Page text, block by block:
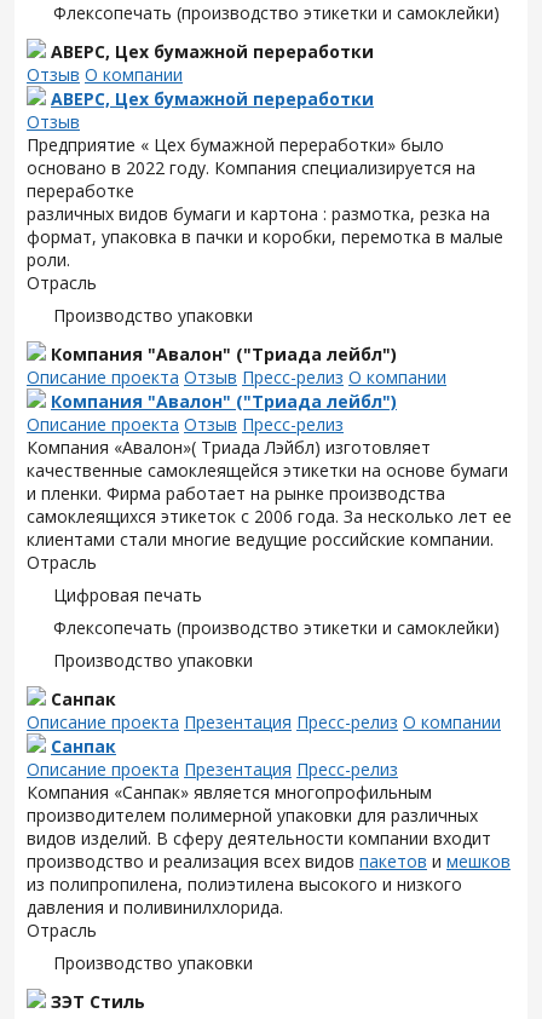
Флексопечать (производство этикетки и самоклейки)
АВЕРС, Цех бумажной переработки
Отзыв О компании
АВЕРС, Цех бумажной переработки
Отзыв
Предприятие « Цех бумажной переработки» было
основано в 2022 году. Компания специализируется на
переработке
различных видов бумаги и картона : размотка, резка на
формат, упаковка в пачки и коробки, перемотка в малые
роли.
Отрасль
Производство упаковки
Компания "Авалон" ("Триада лейбл")
Описание проекта Отзыв Пресс-релиз О компании
Компания "Авалон" ("Триада лейбл")
Описание проекта Отзыв Пресс-релиз
Компания «Авалон»( Триада Лэйбл) изготовляет
качественные самоклеящейся этикетки на основе бумаги
и пленки. Фирма работает на рынке производства
самоклеящихся этикеток с 2006 года. За несколько лет ее
клиентами стали многие ведущие российские компании.
Отрасль
Цифровая печать
Флексопечать (производство этикетки и самоклейки)
Производство упаковки
Санпак
Описание проекта Презентация Пресс-релиз О компании
Санпак
Описание проекта Презентация Пресс-релиз
Компания «Санпак» является многопрофильным
производителем полимерной упаковки для различных
видов изделий. В сферу деятельности компании входит
производство и реализация всех видов пакетов и мешков
из полипропилена, полиэтилена высокого и низкого
давления и поливинилхлорида.
Отрасль
Производство упаковки
ЗЭТ Стиль